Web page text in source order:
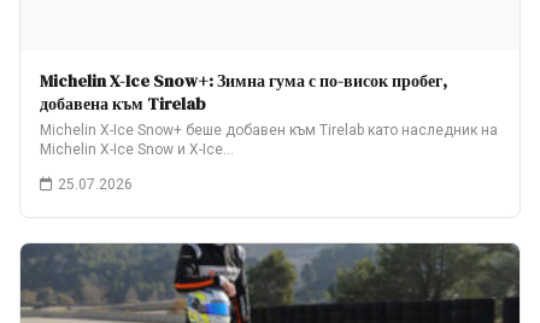
Michelin X-Ice Snow+: Зимна гума с по-висок пробег,
добавена към Tirelab
Michelin X-Ice Snow+ беше добавен към Tirelab като наследник на
Michelin X-Ice Snow и X-Ice…
25.07.2026